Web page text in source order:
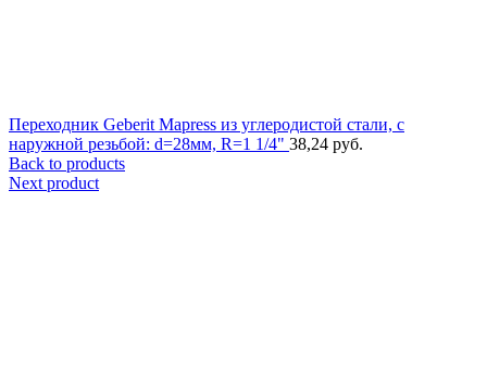
Переходник Geberit Mapress из углеродистой стали, с
наружной резьбой: d=28мм, R=1 1/4" 38,24 руб.
Back to products
Next product